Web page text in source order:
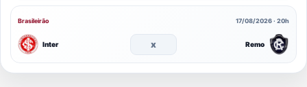
Brasileirão 17/08/2026 · 20h
Inter x Remo